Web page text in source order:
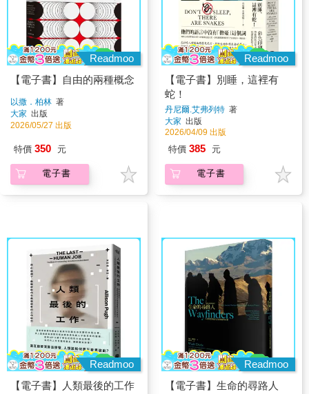
Readmoo
【電子書】自由的兩種概念
以撒．柏林 著
大家 出版
2026/05/27 出版
特價 350 元
電子書
Readmoo
【電子書】別睡，這裡有
蛇！
丹尼爾.艾弗列特 著
大家 出版
2026/04/09 出版
特價 385 元
電子書
Readmoo
【電子書】人類最後的工作
Readmoo
【電子書】生命的尋路人